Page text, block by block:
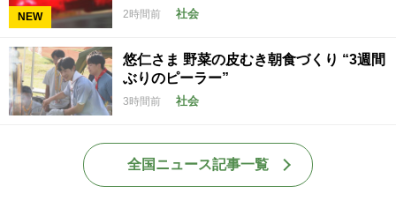
NEW 2時間前 社会
悠仁さま 野菜の皮むき朝食づくり “3週間
ぶりのピーラー”
3時間前 社会
全国ニュース記事一覧